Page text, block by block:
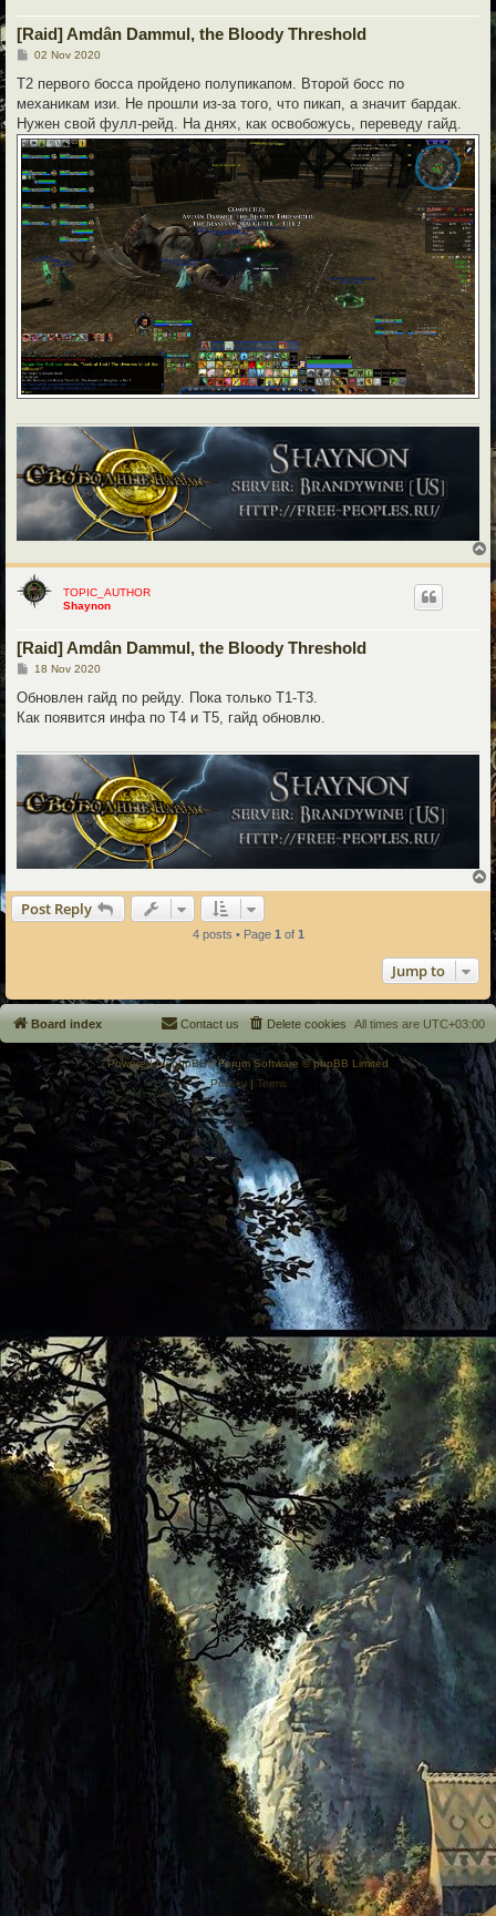
[Raid] Amdân Dammul, the Bloody Threshold
P
s
02 Nov 2020
Т2 первого босса пройдено полупикапом. Второй босс по
механикам изи. Не прошли из-за того, что пикап, а значит бардак.
Нужен свой фулл-рейд. На днях, как освобожусь, переведу гайд.
T
o
p
TOPIC_AUTHOR
Shaynon
[Raid] Amdân Dammul, the Bloody Threshold
P
s
18 Nov 2020
Обновлен гайд по рейду. Пока только Т1-Т3.
Как появится инфа по Т4 и Т5, гайд обновлю.
T
o
p
Post Reply
4 posts • Page 1 of 1
Jump to
Board index All times are UTC+03:00
Delete cookies
Contact us
Powered byphpBB® Forum Software © phpBB Limited
Privacy| Terms